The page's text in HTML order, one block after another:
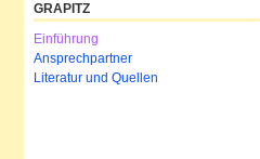
GRAPITZ
Navigation
überspringen
Einführung
Ansprechpartner
Literatur und Quellen